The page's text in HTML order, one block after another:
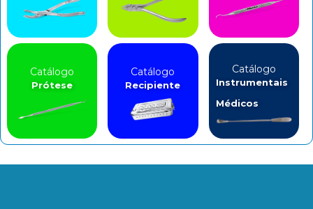
Catálogo
Prótese
Catálogo
Recipiente
Catálogo
Instrumentais
Médicos